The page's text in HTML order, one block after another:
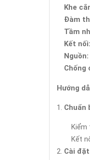
Khe
Đàm
Tầm
Kết nối:
Nguồn:
Chống
Hướng
Chuẩn
Kiểm
Kết
Cài